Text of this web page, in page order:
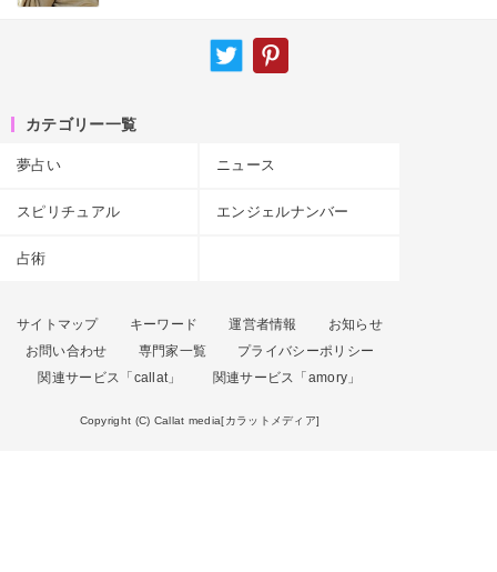
カテゴリー一覧
夢占い ニュース
スピリチュアル エンジェルナンバー
占術
サイトマップ キーワード 運営者情報
お知らせ
お問い合わせ
専門家一覧
プライバシーポリシー
関連サービス「callat」
関連サービス「amory」
Copyright (C) Callat media[カラットメディア]